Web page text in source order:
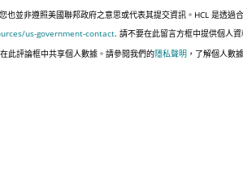
並非遵照美國聯邦政府之意思或代表其提交資訊。HCL 是透過
us-government-contact. 請不要在此留言方框中提供個人資
此評論框中共享個人數據。請參閱我們的隱私聲明 ，了解個人數